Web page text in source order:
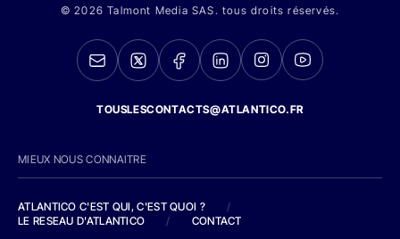
© 2026 Talmont Media SAS. tous droits réservés.
TOUSLESCONTACTS@ATLANTICO.FR
MIEUX NOUS CONNAITRE
ATLANTICO C'EST QUI, C'EST QUOI ?
/
LE RESEAU D'ATLANTICO
/ CONTACT